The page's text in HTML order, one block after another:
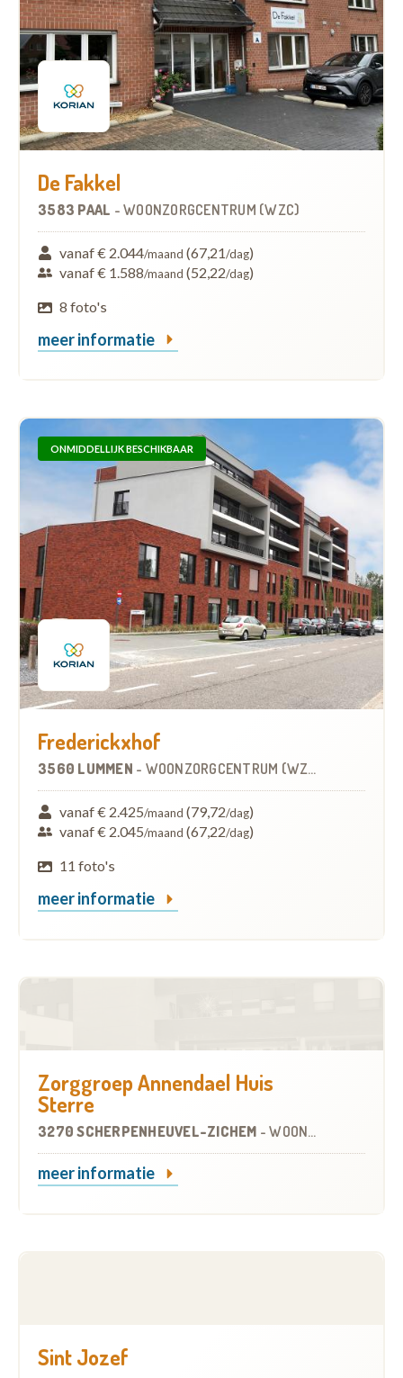
De Fakkel
3583 PAAL - WOONZORGCENTRUM (WZC)
vanaf € 2.044/maand (67,21/dag)
vanaf € 1.588/maand (52,22/dag)
8 foto's
meer informatie
ONMIDDELLIJK BESCHIKBAAR
Frederickxhof
3560 LUMMEN - WOONZORGCENTRUM (WZC)
vanaf € 2.425/maand (79,72/dag)
vanaf € 2.045/maand (67,22/dag)
11 foto's
meer informatie
Zorggroep Annendael Huis
Sterre
3270 SCHERPENHEUVEL-ZICHEM -WOONZORGCENTRUM (WZC)
meer informatie
Sint Jozef